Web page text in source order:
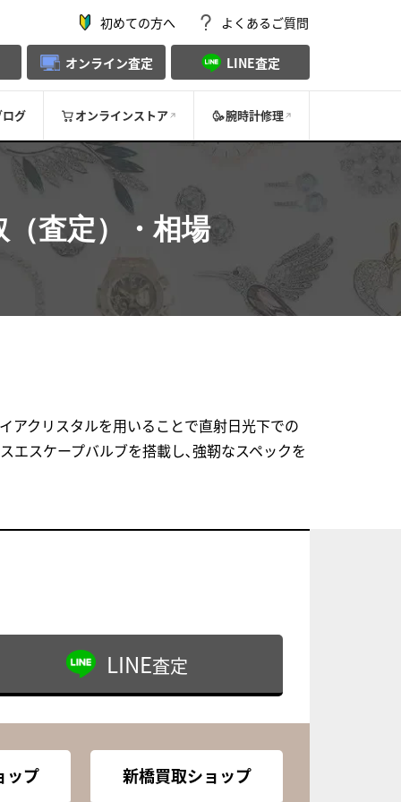
初めての方へ よくあるご質問
オンライン査定 LINE査定
ログ オンラインストア 腕時計修理
（査定）・相場
アクリスタルを用いることで直射日光下での
エスケープバルブを搭載し､強靭なスペックを
LINE査定
ップ 新橋買取ショップ